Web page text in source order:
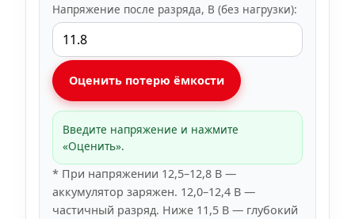
Напряжение после разряда, В (без нагрузки):
Оценить потерю ёмкости
Введите напряжение и нажмите
«Оценить».
* При напряжении 12,5–12,8 В —
аккумулятор заряжен. 12,0–12,4 В —
частичный разряд. Ниже 11,5 В — глубокий